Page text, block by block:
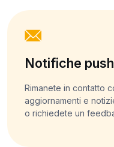
Notifiche
Rimanete in contatto
aggiornamenti e
o richiedete un